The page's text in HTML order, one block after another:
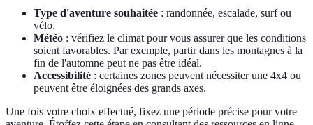
Type d'aventure souhaitée : randonnée, escalade, surf ou
vélo.
Météo : vérifiez le climat pour vous assurer que les conditions
soient favorables. Par exemple, partir dans les montagnes à la
fin de l'automne peut ne pas être idéal.
Accessibilité : certaines zones peuvent nécessiter une 4x4 ou
peuvent être éloignées des grands axes.
Une fois votre choix effectué, fixez une période précise pour votre